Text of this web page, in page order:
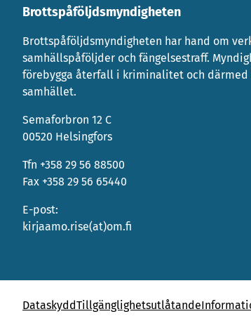
Brottspåföljdsmyndigheten
Brottspåföljdsmyndigheten har hand om
samhällspåföljder och fängelsestraff.
förebygga återfall i kriminalitet och
samhället.
Semaforbron 12 C
00520 Helsingfors
Tfn +358 29 56 88500
Fax +358 29 56 65440
E-post:
kirjaamo.rise(at)om.fi
DataskyddTillgänglighetsutlåtande